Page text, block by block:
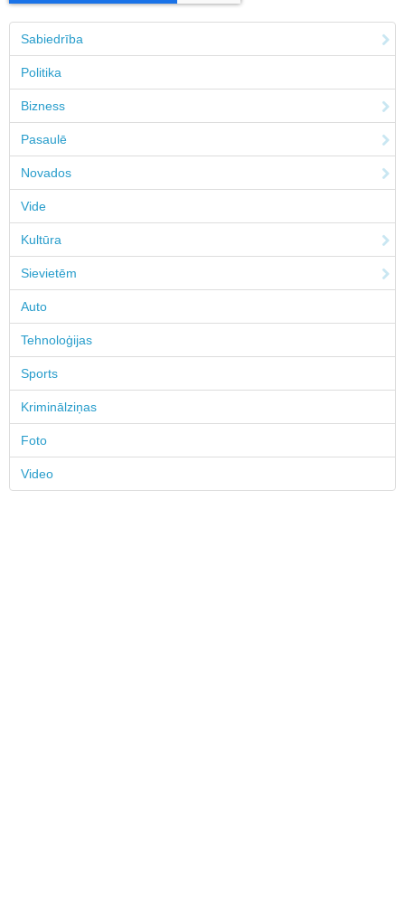
Sabiedrība
Politika
Bizness
Pasaulē
Novados
Vide
Kultūra
Sievietēm
Auto
Tehnoloģijas
Sports
Kriminālziņas
Foto
Video